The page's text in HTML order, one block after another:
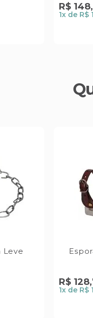
R$ 148,
1x de R$
Leve
R$ 128,
1x de R$